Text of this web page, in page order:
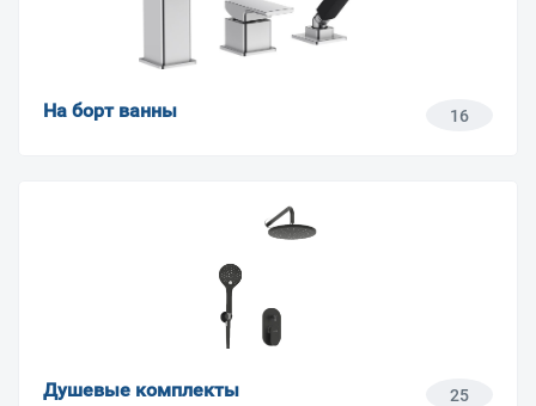
На борт ванны 16
Душевые комплекты 25